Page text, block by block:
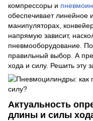
компрессоры и
обеспечивает линейное
манипуляторах,
напрямую зависит,
пневмооборудование.
правильный выбор. А
хода и силу. Решить эту
Актуальность
длины и силы